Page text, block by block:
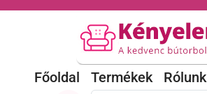
Főoldal Termékek Rólunk